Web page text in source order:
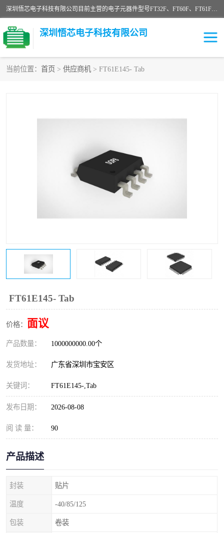
深圳悟芯电子科技有限公司目前主营的电子元器件型号FT32F、FT60F、FT61F、FT62F、FT64F、FT61FC、MCU EEPROM MOS LDO 稳压管 触摸IC DC-DC AC-DC 协议IC等，广泛应用于LED射灯、LED日光灯、等诸多领域。
深圳悟芯电子科技有限公司
当前位置： 首页 > 供应商机 > FT61E145- Tab
FT61E145- Tab
价格： 面议
产品数量： 1000000000.00个
发货地址： 广东省深圳市宝安区
关键词： FT61E145-,Tab
发布日期： 2026-08-08
阅 读 量： 90
产品描述
封装 贴片
温度 -40/85/125
包装 卷装
FT61F
FT64F
FT61F022
FT61F021